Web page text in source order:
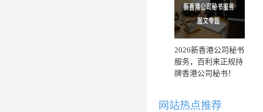
2026新香港公司秘书
服务，百利来正规持
牌香港公司秘书！
网站热点推荐